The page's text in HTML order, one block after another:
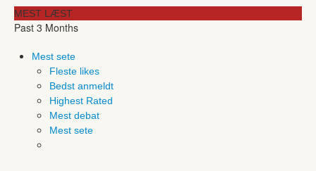
MEST LÆST
Past 3 Months
Mest sete
Fleste likes
Bedst anmeldt
Highest Rated
Mest debat
Mest sete